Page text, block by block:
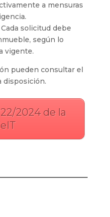
a mensuras
Cada solicitud debe
según lo
vigente.
pueden consultar el
disposición.
2024 de la